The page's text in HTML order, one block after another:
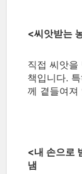
<씨앗받는
직접 씨앗
책입니다.
께 곁들여져
<내 손으로
냄